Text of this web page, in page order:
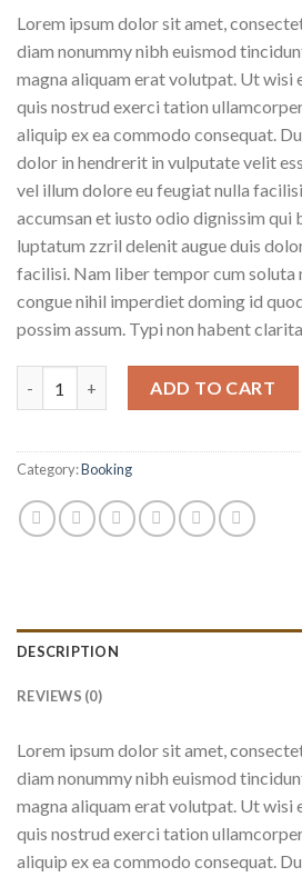
Lorem ipsum dolor sit amet,
diam nonummy nibh euismod
magna aliquam erat volutpat. Ut wisi
quis nostrud exerci tation
aliquip ex ea commodo consequat.
dolor in hendrerit in vulputate velit
vel illum dolore eu feugiat nulla
accumsan et iusto odio dignissim qui
luptatum zzril delenit augue duis
facilisi. Nam liber tempor cum soluta
congue nihil imperdiet doming id
possim assum. Typi non habent
ADD TO CART
Category:Booking
DESCRIPTION
REVIEWS (0)
Lorem ipsum dolor sit amet,
diam nonummy nibh euismod
magna aliquam erat volutpat. Ut wisi
quis nostrud exerci tation
aliquip ex ea commodo consequat.